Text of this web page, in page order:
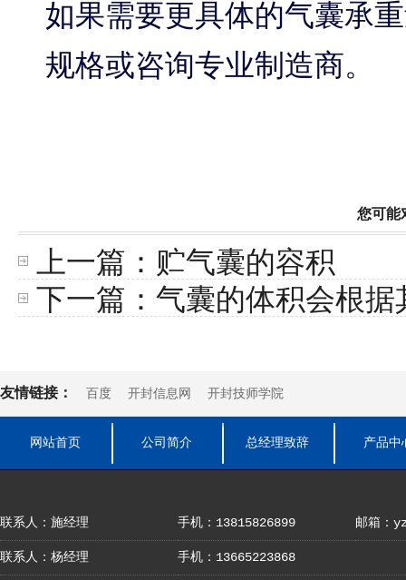
如果需要更具体的气囊承
规格或咨询专业制造商。
您可能
上一篇： 贮气囊的容积
下一篇： 气囊的体积会根
友情链接： 百度 开封信息网 开封技师学院
网站首页 公司简介 总经理致辞 产品中
联系人：施经理 手机：13815826899 邮箱：
联系人：杨经理 手机：13665223868